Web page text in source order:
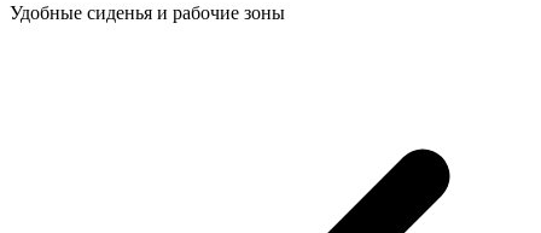
Удобные сиденья и рабочие зоны